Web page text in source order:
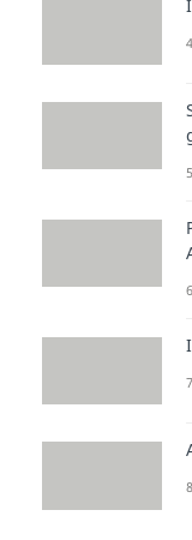
der